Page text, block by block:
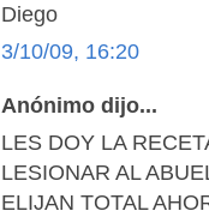
Diego
3/10/09, 16:20
Anónimo dijo...
LES DOY LA
LESIONAR AL
ELIJAN TOTAL